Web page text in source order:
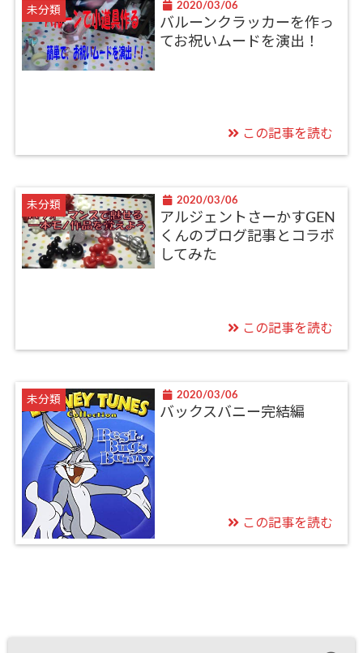
未分類 2020/03/06
バルーンクラッカーを作っ
てお祝いムードを演出！
この記事を読む
未分類 2020/03/06
アルジェントさーかすGEN
くんのブログ記事とコラボ
してみた
この記事を読む
未分類 2020/03/06
バックスバニー完結編
この記事を読む